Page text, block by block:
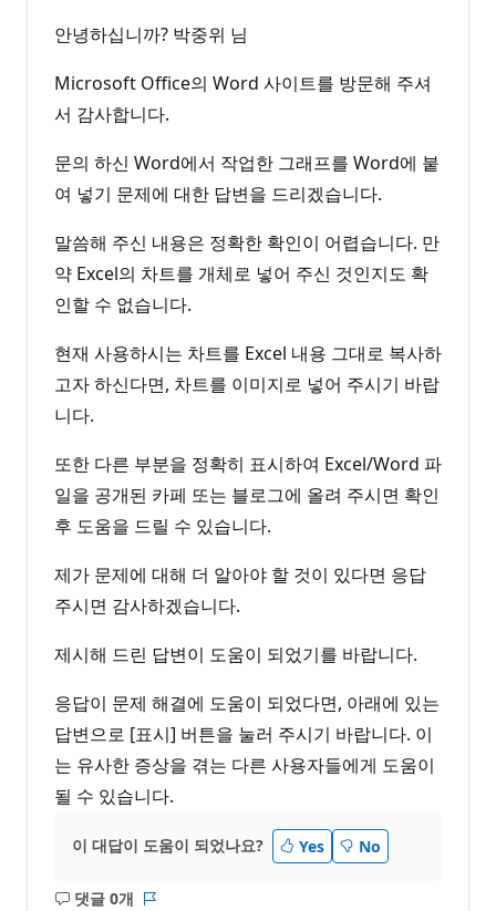
안녕하십니까? 박중위 님
Microsoft Office의 Word 사이트를 방문해 주셔
서 감사합니다.
문의 하신 Word에서 작업한 그래프를 Word에 붙
여 넣기 문제에 대한 답변을 드리겠습니다.
말씀해 주신 내용은 정확한 확인이 어렵습니다. 만
약 Excel의 차트를 개체로 넣어 주신 것인지도 확
인할 수 없습니다.
현재 사용하시는 차트를 Excel 내용 그대로 복사하
고자 하신다면, 차트를 이미지로 넣어 주시기 바랍
니다.
또한 다른 부분을 정확히 표시하여 Excel/Word 파
일을 공개된 카페 또는 블로그에 올려 주시면 확인
후 도움을 드릴 수 있습니다.
제가 문제에 대해 더 알아야 할 것이 있다면 응답
주시면 감사하겠습니다.
제시해 드린 답변이 도움이 되었기를 바랍니다.
응답이 문제 해결에 도움이 되었다면, 아래에 있는
답변으로 [표시] 버튼을 눌러 주시기 바랍니다. 이
는 유사한 증상을 겪는 다른 사용자들에게 도움이
될 수 있습니다.
이 대답이 도움이 되었나요? Yes No
댓글 0개